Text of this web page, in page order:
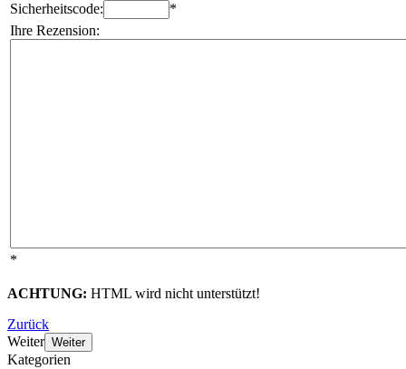
Sicherheitscode:
*
Ihre Rezension:
*
ACHTUNG: HTML wird nicht unterstützt!
Zurück
Weiter Weiter
Kategorien